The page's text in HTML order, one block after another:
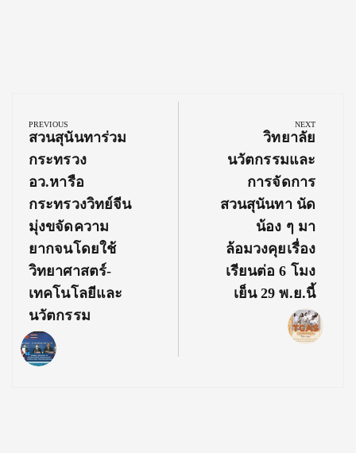
navigation
PREVIOUS
Previous
Post:
สวนสุนันทาร่วม
กระทรวง
อว.หารือ
กระทรวงวิทย์จีน
มุ่งขจัดความ
ยากจนโดยใช้
วิทยาศาสตร์-
เทคโนโลยีและ
นวัตกรรม
NEXT
Next
Post:
วิทยาลัย
นวัตกรรมและ
การจัดการ
สวนสุนันทา นัด
น้อง ๆ มา
ล้อมวงคุยเรื่อง
เรียนต่อ 6 โมง
เย็น 29 พ.ย.นี้